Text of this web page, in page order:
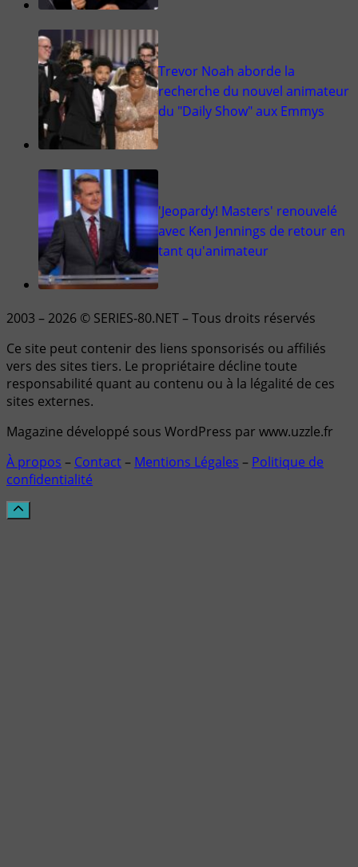
Trevor Noah aborde la
recherche du nouvel animateur
du "Daily Show" aux Emmys
'Jeopardy! Masters' renouvelé
avec Ken Jennings de retour en
tant qu'animateur
2003 – 2026 © SERIES-80.NET – Tous droits réservés
Ce site peut contenir des liens sponsorisés ou affiliés
vers des sites tiers. Le propriétaire décline toute
responsabilité quant au contenu ou à la légalité de ces
sites externes.
Magazine développé sous WordPress par www.uzzle.fr
À propos – Contact– Mentions Légales – Politique de
confidentialité